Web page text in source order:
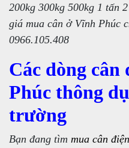
200kg 300kg 500kg 1 tấn
giá mua cân ở Vĩnh Phúc
0966.105.408
Các dòng
Phúc thông
trường
Bạn đang tìm mua cân